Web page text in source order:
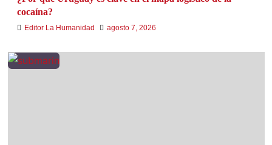
cocaína?
Editor La Humanidad agosto 7, 2026